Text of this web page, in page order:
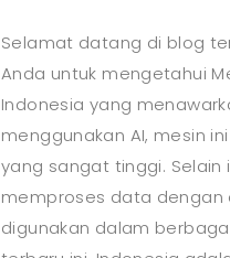
Selamat datang di blog
Anda untuk mengetahui
Indonesia yang
menggunakan AI, mesin
yang sangat tinggi. Selain
memproses data dengan
digunakan dalam